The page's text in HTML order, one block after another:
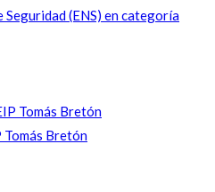
Seguridad (ENS) en categoría
Tomás Bretón